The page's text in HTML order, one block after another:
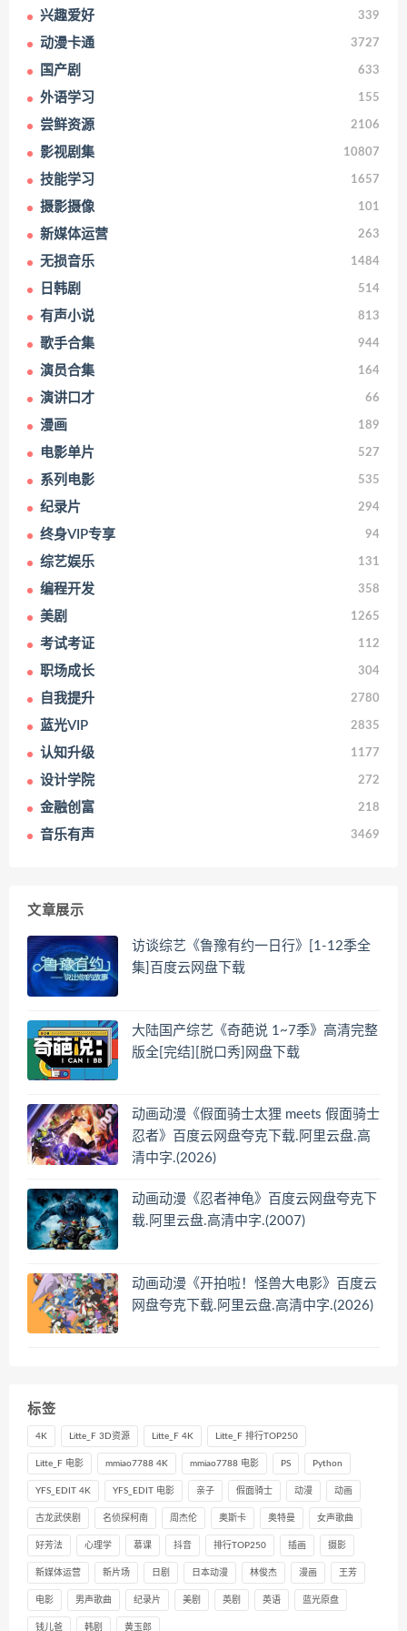
兴趣爱好 339
动漫卡通 3727
国产剧 633
外语学习 155
尝鲜资源 2106
影视剧集 10807
技能学习 1657
摄影摄像 101
新媒体运营 263
无损音乐 1484
日韩剧 514
有声小说 813
歌手合集 944
演员合集 164
演讲口才 66
漫画 189
电影单片 527
系列电影 535
纪录片 294
终身VIP专享 94
综艺娱乐 131
编程开发 358
美剧 1265
考试考证 112
职场成长 304
自我提升 2780
蓝光VIP 2835
认知升级 1177
设计学院 272
金融创富 218
音乐有声 3469
文章展示
访谈综艺《鲁豫有约一日行》[1-12季全
集]百度云网盘下载
大陆国产综艺《奇葩说 1~7季》高清完整
版全[完结][脱口秀]网盘下载
动画动漫《假面骑士太狸 meets 假面骑士
忍者》百度云网盘夸克下载.阿里云盘.高
清中字.(2026)
动画动漫《忍者神龟》百度云网盘夸克下
载.阿里云盘.高清中字.(2007)
动画动漫《开拍啦！怪兽大电影》百度云
网盘夸克下载.阿里云盘.高清中字.(2026)
标签
4K Litte_F 3D资源 Litte_F 4K Litte_F 排行TOP250
Litte_F 电影 mmiao7788 4K mmiao7788 电影 PS Python
YFS_EDIT 4K YFS_EDIT 电影 亲子 假面骑士 动漫 动画
古龙武侠剧 名侦探柯南 周杰伦 奥斯卡 奥特曼 女声歌曲
好芳法 心理学 慕课 抖音 排行TOP250 插画 摄影
新媒体运营 新片场 日剧 日本动漫 林俊杰 漫画 王芳
电影 男声歌曲 纪录片 美剧 英剧 英语 蓝光原盘
钱儿爸 韩剧 黄玉郎